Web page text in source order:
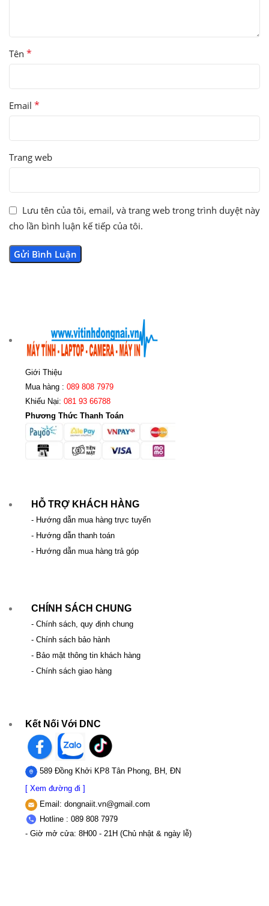
Tên *
Email *
Trang web
Lưu tên của tôi, email, và trang web trong trình duyệt này
cho lần bình luận kế tiếp của tôi.
Giới Thiệu
Mua hàng : 089 808 7979
Khiếu Nại: 081 93 66788
Phương Thức Thanh Toán
HỖ TRỢ KHÁCH HÀNG
- Hướng dẫn mua hàng trực tuyến
- Hướng dẫn thanh toán
- Hướng dẫn mua hàng trả góp
CHÍNH SÁCH CHUNG
- Chính sách, quy định chung
- Chính sách bảo hành
- Bảo mật thông tin khách hàng
- Chính sách giao hàng
Kết Nối Với DNC
589 Đồng Khởi KP8 Tân Phong, BH, ĐN
[ Xem đường đi ]
Email: dongnaiit.vn@gmail.com
Hotline : 089 808 7979
- Giờ mở cửa: 8H00 - 21H (Chủ nhật & ngày lễ)